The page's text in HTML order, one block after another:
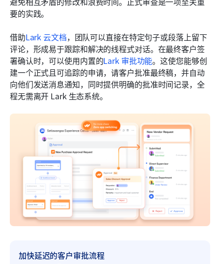
要的实践。
借助Lark 云文档，团队可以直接在特定句子或段落上留下
评论，形成易于跟踪和解决的线程式对话。在最终客户签
署确认时，可以使用内置的Lark 审批功能。这使您能够创
建一个正式且可追踪的申请，请客户批准最终稿，并自动
向他们发送消息通知，同时提供明确的批准时间记录，全
程无需离开 Lark 生态系统。
加快延迟的客户审批流程